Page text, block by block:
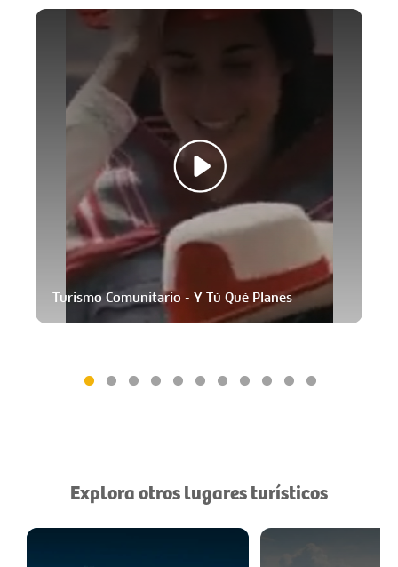
Turismo Comunitario - Y Tú Qué Planes
Explora otros lugares turísticos